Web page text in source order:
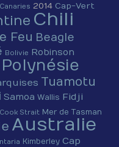
Canaries 2014 Cap-Vert
Chili
Feu Beagle
Bolivie Robinson
Polynésie
Tuamotu
Samoa Wallis Fidji
Cook Strait Mer de Tasman
Australie
Kimberley Cap